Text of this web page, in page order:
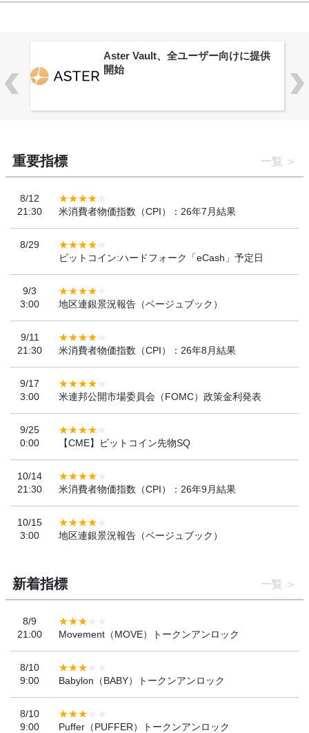
Aster Vault、全ユーザー向けに提供
開始
重要指標 一覧
8/12
21:30
米消費者物価指数（CPI）：26年7月結果
8/29
ビットコイン:ハードフォーク「eCash」予定日
9/3
3:00
地区連銀景況報告（ベージュブック）
9/11
21:30
米消費者物価指数（CPI）：26年8月結果
9/17
3:00
米連邦公開市場委員会（FOMC）政策金利発表
9/25
0:00
【CME】ビットコイン先物SQ
10/14
21:30
米消費者物価指数（CPI）：26年9月結果
10/15
3:00
地区連銀景況報告（ベージュブック）
新着指標 一覧
8/9
21:00
Movement（MOVE）トークンアンロック
8/10
9:00
Babylon（BABY）トークンアンロック
8/10
9:00
Puffer（PUFFER）トークンアンロック